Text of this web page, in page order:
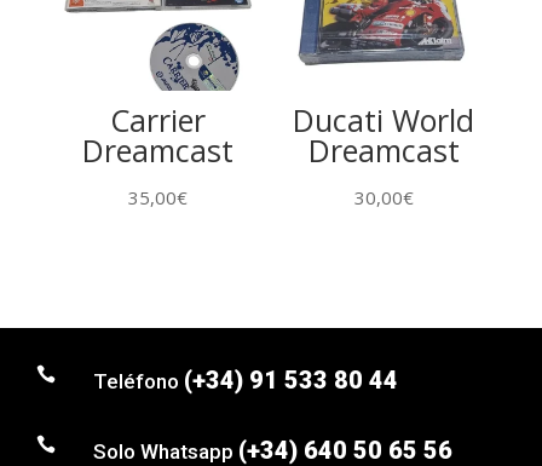
Carrier
Dreamcast
35,00€
Ducati World
Dreamcast
30,00€
 Teléfono (+34) 91 533 80 44
 Solo Whatsapp (+34) 640 50 65 56